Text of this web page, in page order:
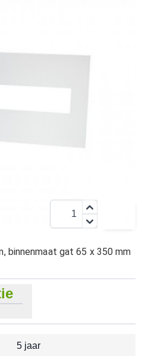
binnenmaat gat 65 x 350 mm
5 jaar